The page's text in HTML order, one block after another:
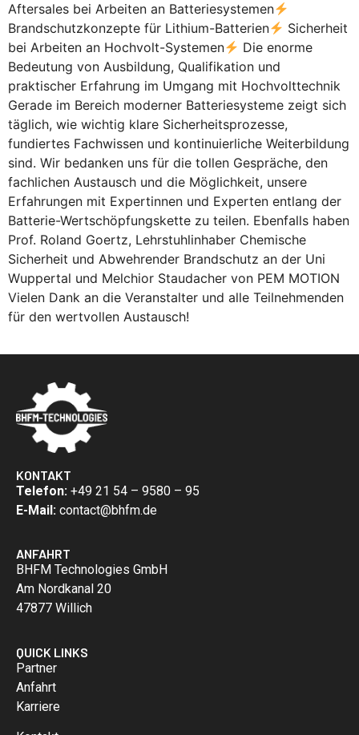
Aftersales bei Arbeiten an Batteriesystemen
Brandschutzkonzepte für Lithium-Batterien
Sicherheit
bei Arbeiten an Hochvolt-Systemen
Die enorme
Bedeutung von Ausbildung, Qualifikation und
praktischer Erfahrung im Umgang mit Hochvolttechnik
Gerade im Bereich moderner Batteriesysteme zeigt sich
täglich, wie wichtig klare Sicherheitsprozesse,
fundiertes Fachwissen und kontinuierliche Weiterbildung
sind. Wir bedanken uns für die tollen Gespräche, den
fachlichen Austausch und die Möglichkeit, unsere
Erfahrungen mit Expertinnen und Experten entlang der
Batterie-Wertschöpfungskette zu teilen. Ebenfalls haben
Prof. Roland Goertz, Lehrstuhlinhaber Chemische
Sicherheit und Abwehrender Brandschutz an der Uni
Wuppertal und Melchior Staudacher von PEM MOTION
Vielen Dank an die Veranstalter und alle Teilnehmenden
für den wertvollen Austausch!
KONTAKT
Telefon: +49 21 54 – 9580 – 95
E-Mail: contact@bhfm.de
ANFAHRT
BHFM Technologies GmbH
Am Nordkanal 20
47877 Willich
QUICK LINKS
Partner
Anfahrt
Karriere